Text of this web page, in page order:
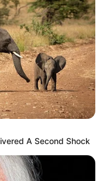
A Second Shock